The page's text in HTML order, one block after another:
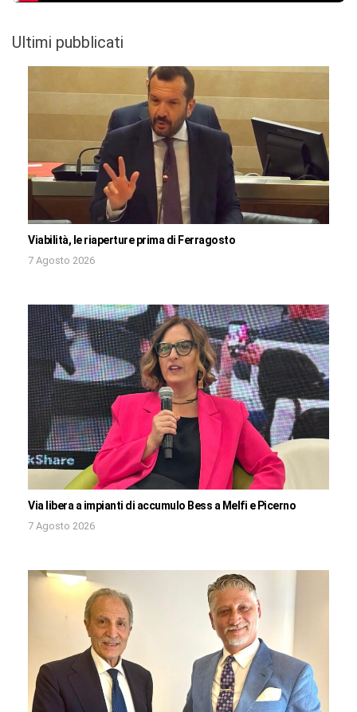
Ultimi pubblicati
Viabilità, le riaperture prima di Ferragosto
7 Agosto 2026
Via libera a impianti di accumulo Bess a Melfi e Picerno
7 Agosto 2026